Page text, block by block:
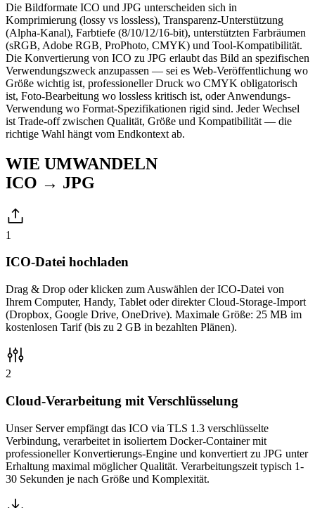
Die Bildformate ICO und JPG unterscheiden sich in
Komprimierung (lossy vs lossless), Transparenz-Unterstützung
(Alpha-Kanal), Farbtiefe (8/10/12/16-bit), unterstützten Farbräumen
(sRGB, Adobe RGB, ProPhoto, CMYK) und Tool-Kompatibilität.
Die Konvertierung von ICO zu JPG erlaubt das Bild an spezifischen
Verwendungszweck anzupassen — sei es Web-Veröffentlichung wo
Größe wichtig ist, professioneller Druck wo CMYK obligatorisch
ist, Foto-Bearbeitung wo lossless kritisch ist, oder Anwendungs-
Verwendung wo Format-Spezifikationen rigid sind. Jeder Wechsel
ist Trade-off zwischen Qualität, Größe und Kompatibilität — die
richtige Wahl hängt vom Endkontext ab.
WIE UMWANDELN
ICO → JPG
1
ICO-Datei hochladen
Drag & Drop oder klicken zum Auswählen der ICO-Datei von
Ihrem Computer, Handy, Tablet oder direkter Cloud-Storage-Import
(Dropbox, Google Drive, OneDrive). Maximale Größe: 25 MB im
kostenlosen Tarif (bis zu 2 GB in bezahlten Plänen).
2
Cloud-Verarbeitung mit Verschlüsselung
Unser Server empfängt das ICO via TLS 1.3 verschlüsselte
Verbindung, verarbeitet in isoliertem Docker-Container mit
professioneller Konvertierungs-Engine und konvertiert zu JPG unter
Erhaltung maximal möglicher Qualität. Verarbeitungszeit typisch 1-
30 Sekunden je nach Größe und Komplexität.